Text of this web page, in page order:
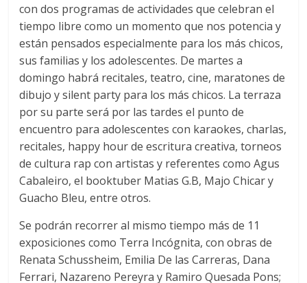
con dos programas de actividades que celebran el
tiempo libre como un momento que nos potencia y
están pensados especialmente para los más chicos,
sus familias y los adolescentes. De martes a
domingo habrá recitales, teatro, cine, maratones de
dibujo y silent party para los más chicos. La terraza
por su parte será por las tardes el punto de
encuentro para adolescentes con karaokes, charlas,
recitales, happy hour de escritura creativa, torneos
de cultura rap con artistas y referentes como Agus
Cabaleiro, el booktuber Matias G.B, Majo Chicar y
Guacho Bleu, entre otros.
Se podrán recorrer al mismo tiempo más de 11
exposiciones como Terra Incógnita, con obras de
Renata Schussheim, Emilia De las Carreras, Dana
Ferrari, Nazareno Pereyra y Ramiro Quesada Pons;